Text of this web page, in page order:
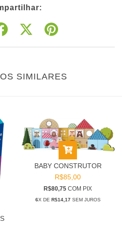
SIMILARES
BABY CONSTRUTOR
R$85,00
R$80,75 COM PIX
6X DE R$14,17SEM JUROS